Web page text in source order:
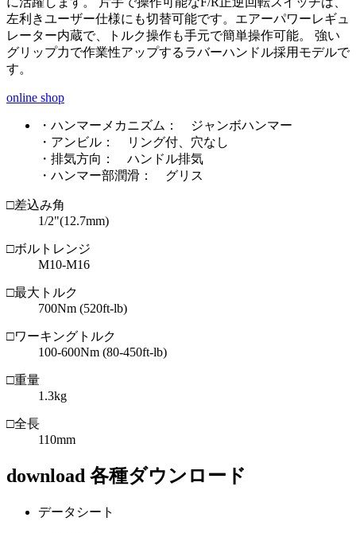
左利きユーザー仕様にも切替可能です。エアーパワーレギュ
レーター内蔵で、トルク操作も手元で簡単操作可能。 強い
グリップ力で作業性アップするラバーハンドル採用モデルで
す。
online shop
・ハンマーメカニズム： ジャンボハンマー
・アンビル： リング付、穴なし
・排気方向： ハンドル排気
・ハンマー部潤滑： グリス
□差込み角
1/2"(12.7mm)
□ボルトレンジ
M10-M16
□最大トルク
700Nm (520ft-lb)
□ワーキングトルク
100-600Nm (80-450ft-lb)
□重量
1.3kg
□全長
110mm
download 各種ダウンロード
データシート